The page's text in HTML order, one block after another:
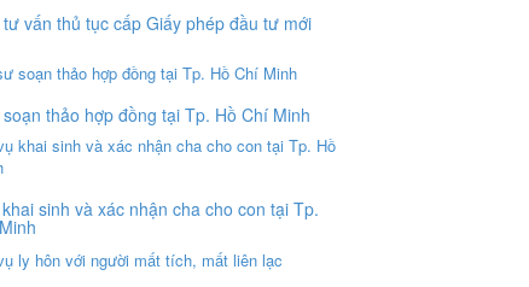
vấn thủ tục cấp Giấy phép đầu tư mới
thảo hợp đồng tại Tp. Hồ Chí Minh
sinh và xác nhận cha cho con tại Tp.